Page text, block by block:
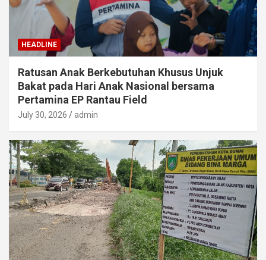
HEADLINE
Ratusan Anak Berkebutuhan Khusus Unjuk
Bakat pada Hari Anak Nasional bersama
Pertamina EP Rantau Field
July 30, 2026 admin